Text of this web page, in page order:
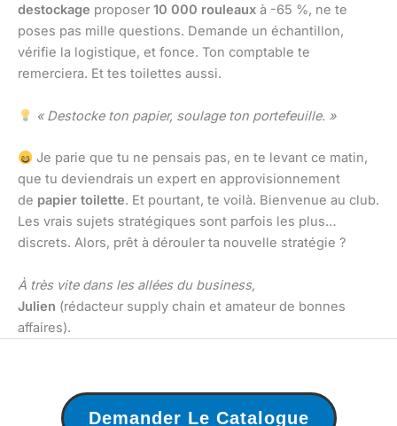
destockage proposer 10 000 rouleaux à -65 %, ne te
poses pas mille questions. Demande un échantillon,
vérifie la logistique, et fonce. Ton comptable te
remerciera. Et tes toilettes aussi.
« Destocke ton papier, soulage ton portefeuille. »
Je parie que tu ne pensais pas, en te levant ce matin,
que tu deviendrais un expert en approvisionnement
de papier toilette. Et pourtant, te voilà. Bienvenue au club.
Les vrais sujets stratégiques sont parfois les plus…
discrets. Alors, prêt à dérouler ta nouvelle stratégie ?
À très vite dans les allées du business,
Julien (rédacteur supply chain et amateur de bonnes
affaires).
Demander Le Catalogue